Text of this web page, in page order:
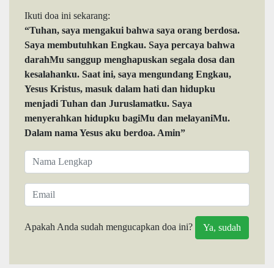
Ikuti doa ini sekarang:
“Tuhan, saya mengakui bahwa saya orang berdosa.
Saya membutuhkan Engkau. Saya percaya bahwa
darahMu sanggup menghapuskan segala dosa dan
kesalahanku. Saat ini, saya mengundang Engkau,
Yesus Kristus, masuk dalam hati dan hidupku
menjadi Tuhan dan Juruslamatku. Saya
menyerahkan hidupku bagiMu dan melayaniMu.
Dalam nama Yesus aku berdoa. Amin”
Apakah Anda sudah mengucapkan doa ini?